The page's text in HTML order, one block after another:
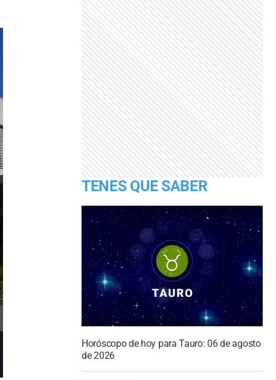
TENES QUE SABER
Horóscopo de hoy para Tauro: 06 de agosto
de 2026